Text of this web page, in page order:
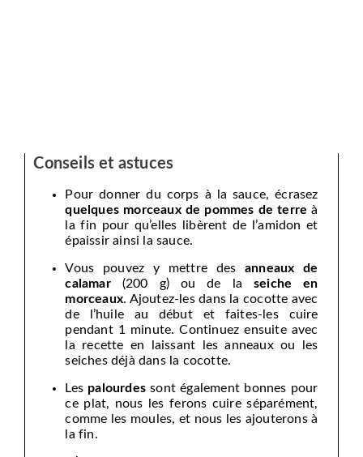
Conseils et astuces
Pour donner du corps à la sauce, écrasez
quelques morceaux de pommes de terre à
la fin pour qu’elles libèrent de l’amidon et
épaissir ainsi la sauce.
Vous pouvez y mettre desanneaux de
calamar(200 g) ou de la seiche en
morceaux. Ajoutez-les dans la cocotte avec
de l’huile au début et faites-les cuire
pendant 1 minute. Continuez ensuite avec
la recette en laissant les anneaux ou les
seiches déjà dans la cocotte.
Les palourdes sont également bonnes pour
ce plat, nous les ferons cuire séparément,
comme les moules, et nous les ajouterons à
la fin.